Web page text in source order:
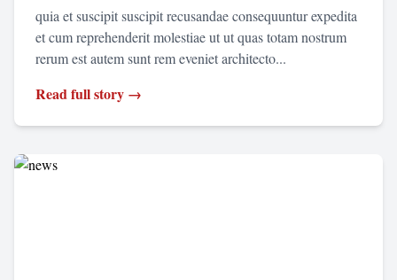
quia et suscipit suscipit recusandae consequuntur expedita
et cum reprehenderit molestiae ut ut quas totam nostrum
rerum est autem sunt rem eveniet architecto...
Read full story →